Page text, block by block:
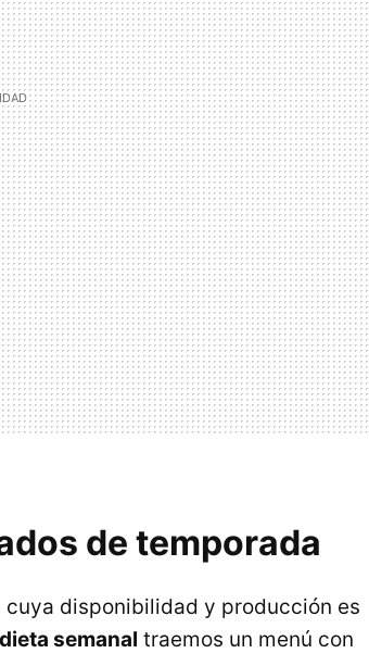
de temporada
disponibilidad y producción es
dieta semanal traemos un menú con